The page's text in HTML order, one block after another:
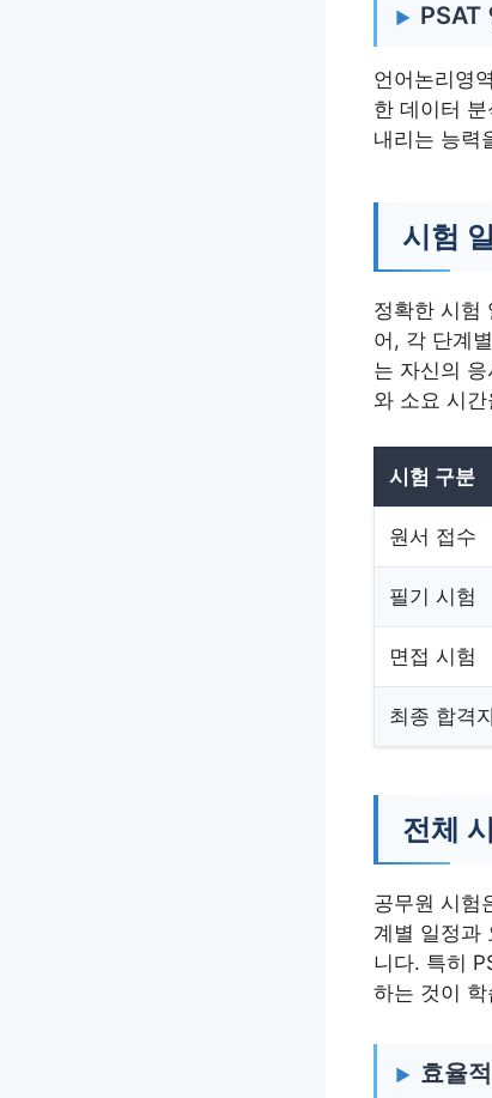
PSAT
언어논리영
한 데이터
내리는 능력
시험
정확한 시험
어, 각 단계
는 자신의
와 소요 시
시험 구분
원서 접수
필기 시험
면접 시험
최종 합격
전체
공무원 시험
계별 일정과
니다. 특히
하는 것이
효율